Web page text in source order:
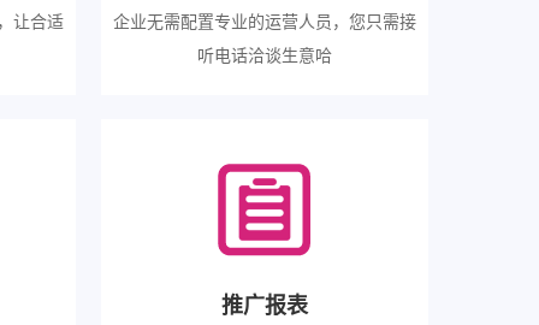
让合适
企业无需配置专业的运营人员，您只需接
听电话洽谈生意哈
推广报表